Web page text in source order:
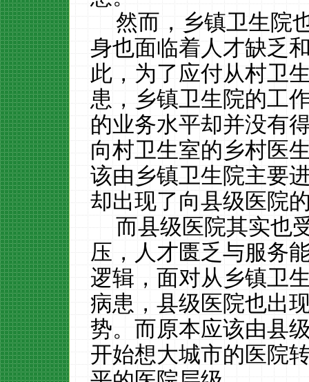
然而，乡镇卫生院
身也面临着人才缺乏
此，为了应付从村卫
患，乡镇卫生院的工
的业务水平却并没有
向村卫生室的乡村医
该由乡镇卫生院主要
却出现了向县级医院
而县级医院其实也
压，人才匮乏与服务
逻辑，面对从乡镇卫
病患，县级医院也出
势。而原本应该由县
开始想大城市的医院